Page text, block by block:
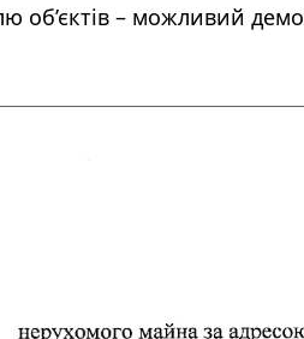
об’єктів – можливий